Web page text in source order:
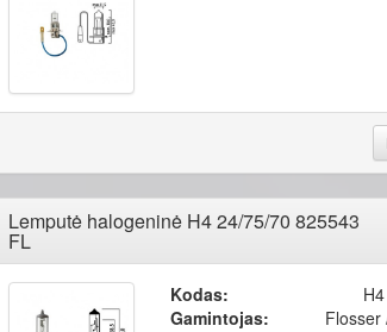
Lemputė halogeninė H4 24/75/70 825543
FL
Kodas:
Gamintojas:
Flosser